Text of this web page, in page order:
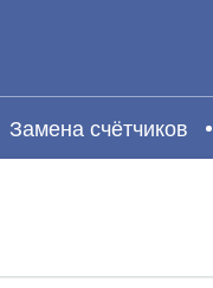
Замена счётчиков